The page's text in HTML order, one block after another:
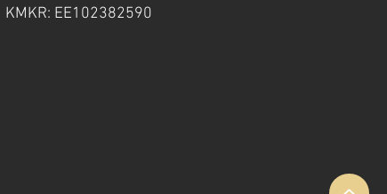
KMKR: EE102382590